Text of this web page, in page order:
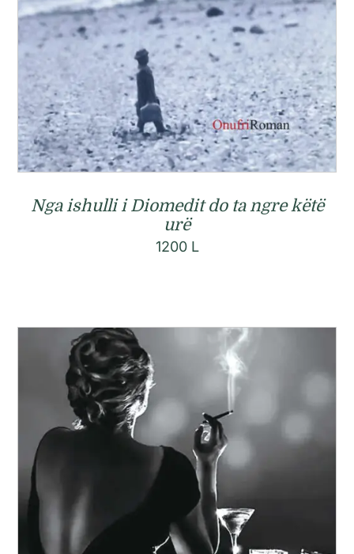
Nga ishulli i Diomedit do ta ngre këtë
urë
1200 L